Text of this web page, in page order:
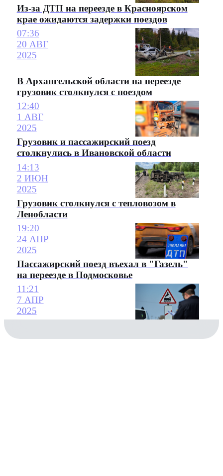
Из-за ДТП на переезде в Красноярском
крае ожидаются задержки поездов
07:36
20 АВГ
2025
В Архангельской области на переезде
грузовик столкнулся с поездом
12:40
1 АВГ
2025
Грузовик и пассажирский поезд
столкнулись в Ивановской области
14:13
2 ИЮН
2025
Грузовик столкнулся с тепловозом в
Ленобласти
19:20
24 АПР
2025
Пассажирский поезд въехал в "Газель"
на переезде в Подмосковье
11:21
7 АПР
2025